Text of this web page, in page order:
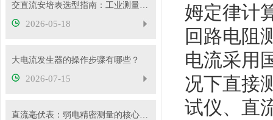
交直流安培表选型指南：工业测量如何选对型号
2026-05-18
大电流发生器的操作步骤有哪些？
2026-07-15
直流毫伏表：弱电精密测量的核心工具
姆定律计
回路电阻
电流采用
况下直接
试仪、直